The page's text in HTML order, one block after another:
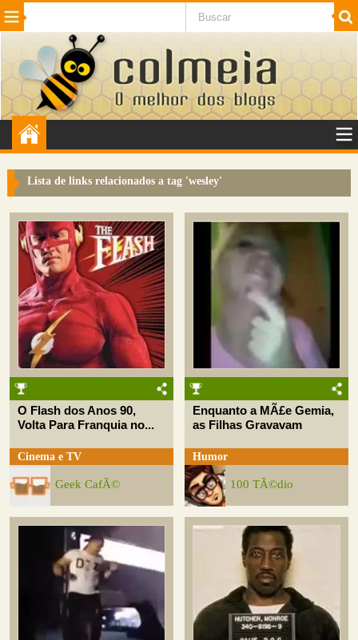
Beleza Cinema e TV
Internet Jogos NotÃ­cias SaÃºde
VeÃ­culos Adulto
Sugerir Link
Colmeia Exchange
Perguntas Frequentes
Sobre
Contato
Lista de links relacionados a tag 'wesley'
O Flash dos Anos 90,
Volta Para Franquia no...
Cinema e TV
Geek CafÃ©
Enquanto a MÃ£e Gemia,
as Filhas Gravavam
Humor
100 TÃ©dio